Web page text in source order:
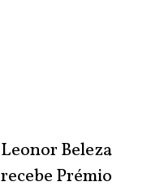
Leonor Beleza
recebe Prémio